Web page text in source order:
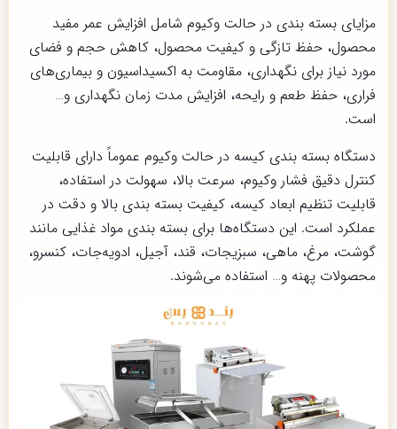
مزایای بسته بندی در حالت وکیوم شامل افزایش عمر مفید
محصول، حفظ تازگی و کیفیت محصول، کاهش حجم و فضای
مورد نیاز برای نگهداری، مقاومت به اکسیداسیون و بیماری‌های
فراری، حفظ طعم و رایحه، افزایش مدت زمان نگهداری و…
است.
دستگاه بسته بندی کیسه در حالت وکیوم عموماً دارای قابلیت
کنترل دقیق فشار وکیوم، سرعت بالا، سهولت در استفاده،
قابلیت تنظیم ابعاد کیسه، کیفیت بسته بندی بالا و دقت در
عملکرد است. این دستگاه‌ها برای بسته بندی مواد غذایی مانند
گوشت، مرغ، ماهی، سبزیجات، قند، آجیل، ادویه‌جات، کنسرو،
محصولات پهنه و… استفاده می‌شوند.